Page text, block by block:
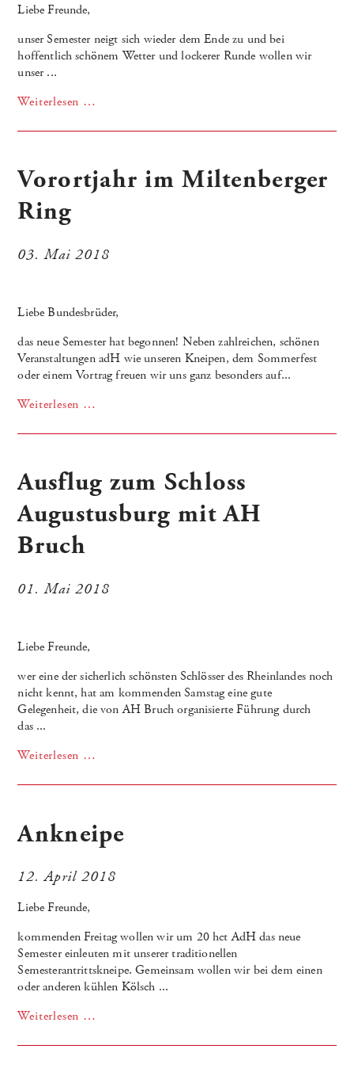
Liebe Freunde,
unser Semester neigt sich wieder dem Ende zu und bei
hoffentlich schönem Wetter und lockerer Runde wollen wir
unser ...
Weiterlesen …
Vorortjahr im Miltenberger
Ring
03. Mai 2018
Liebe Bundesbrüder,
das neue Semester hat begonnen! Neben zahlreichen, schönen
Veranstaltungen adH wie unseren Kneipen, dem Sommerfest
oder einem Vortrag freuen wir uns ganz besonders auf...
Weiterlesen …
Ausflug zum Schloss
Augustusburg mit AH
Bruch
01. Mai 2018
Liebe Freunde,
wer eine der sicherlich schönsten Schlösser des Rheinlandes noch
nicht kennt, hat am kommenden Samstag eine gute
Gelegenheit, die von AH Bruch organisierte Führung durch
das ...
Weiterlesen …
Ankneipe
12. April 2018
Liebe Freunde,
kommenden Freitag wollen wir um 20 hct AdH das neue
Semester einleuten mit unserer traditionellen
Semesterantrittskneipe. Gemeinsam wollen wir bei dem einen
oder anderen kühlen Kölsch ...
Weiterlesen …